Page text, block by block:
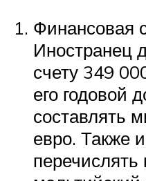
Финансовая
Иностранец
счету 349
его годовой
составлять
евро. Также